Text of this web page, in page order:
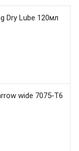
Dry Lube 120мл
wide 7075-T6